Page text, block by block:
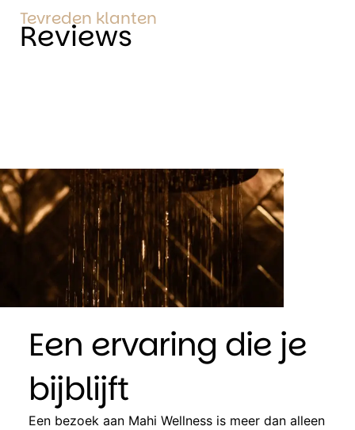
Tevreden klanten
Reviews
Een ervaring die je
bijblijft
Een bezoek aan Mahi Wellness is meer dan alleen